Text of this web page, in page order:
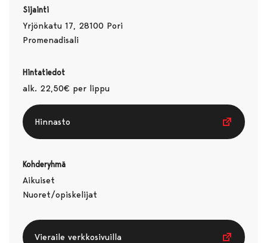
Sijainti
Yrjönkatu 17, 28100 Pori
Promenadisali
Hintatiedot
alk. 22,50€ per lippu
Hinnasto
Kohderyhmä
Aikuiset
Nuoret/opiskelijat
Vieraile verkkosivuilla